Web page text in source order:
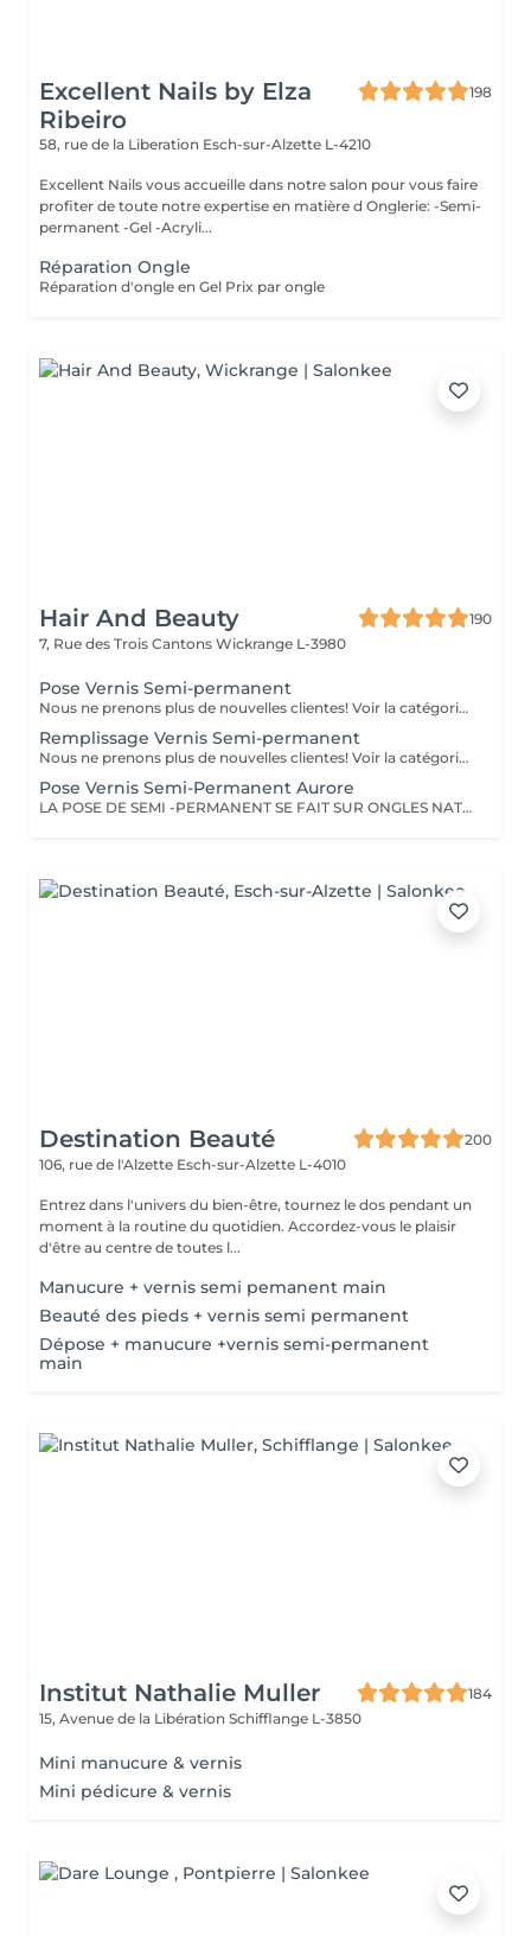
Excellent Nails by Elza
Ribeiro
198
58, rue de la Liberation Esch-sur-Alzette L-4210
Excellent Nails vous accueille dans notre salon pour vous faire
profiter de toute notre expertise en matière d Onglerie: -Semi-
permanent -Gel -Acryli...
Réparation Ongle
Réparation d'ongle en Gel Prix par ongle
Hair And Beauty
190
7, Rue des Trois Cantons Wickrange L-3980
Pose Vernis Semi-permanent
Nous ne prenons plus de nouvelles clientes! Voir la catégorie avec Aurore
Remplissage Vernis Semi-permanent
Nous ne prenons plus de nouvelles clientes! Voir la catégorie avec Aurore
Pose Vernis Semi-Permanent Aurore
LA POSE DE SEMI -PERMANENT SE FAIT SUR ONGLES NATURELS SI VOUS PORTEZ DEJA UN VERNIS IL FAUDRA PREVOIR UNE DEPOSE Pour les décos supplémentaires, n oubliez pas d'aller dans la rubrique nail art
Destination Beauté
200
106, rue de l'Alzette Esch-sur-Alzette L-4010
Entrez dans l'univers du bien-être, tournez le dos pendant un
moment à la routine du quotidien. Accordez-vous le plaisir
d'être au centre de toutes l...
Manucure + vernis semi pemanent main
Beauté des pieds + vernis semi permanent
Dépose + manucure +vernis semi-permanent
main
Institut Nathalie Muller
184
15, Avenue de la Libération Schifflange L-3850
Mini manucure & vernis
Mini pédicure & vernis